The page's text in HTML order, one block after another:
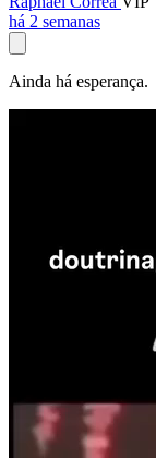
há 2 semanas
Ainda há esperança.